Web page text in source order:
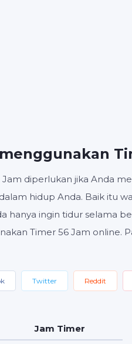
Jam diperlukan jika Anda
hidup Anda. Baik itu
hanya ingin tidur selama
Timer 56 Jam online.
Twitter Reddit
Jam Timer